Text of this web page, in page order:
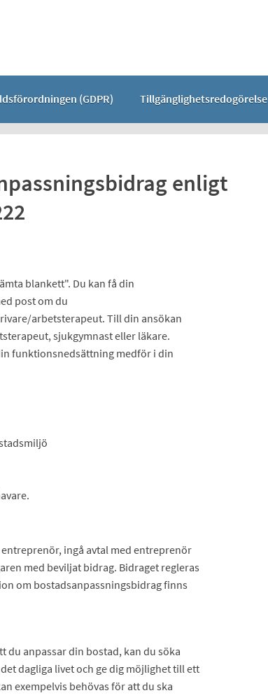
(GDPR) Tillgänglighetsredogörelse
enligt
blankett". Du kan få din
post om du
arbetsterapeut. Till din ansökan
sjukgymnast eller läkare.
funktionsnedsättning medför i din
ingå avtal med entreprenör
med beviljat bidrag. Bidraget regleras
om bostadsanpassningsbidrag finns
du anpassar din bostad, kan du söka
dagliga livet och ge dig möjlighet till ett
exempelvis behövas för att du ska